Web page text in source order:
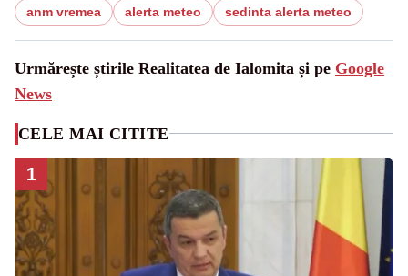
anm vremea alerta meteo sedinta alerta meteo
Urmărește știrile Realitatea de Ialomita și pe Google
News
CELE MAI CITITE
1